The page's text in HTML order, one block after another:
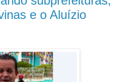
e o Aluízio